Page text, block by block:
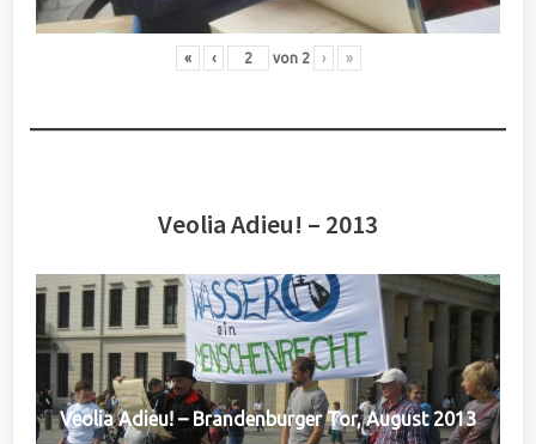
« ‹ von 2 › »
Veolia Adieu! – 2013
Veolia Adieu! – Brandenburger Tor, August 2013